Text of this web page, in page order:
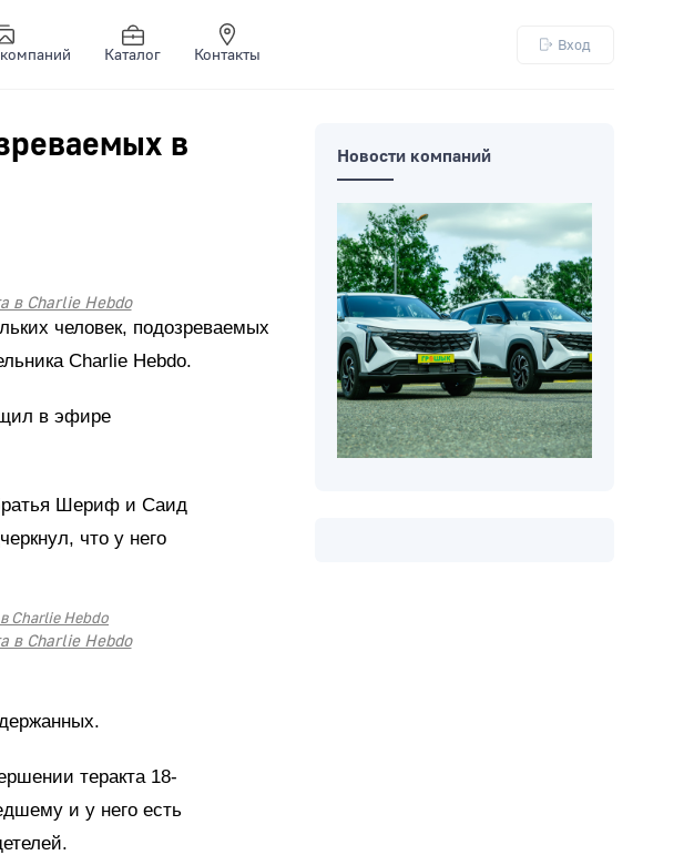
Каталог Контакты
Вход
в
в Charlie Hebdo
человек, подозреваемых
Charlie Hebdo.
в эфире
Шериф и Саид
что у него
в Charlie Hebdo
теракта 18-
и у него есть
Новости компаний